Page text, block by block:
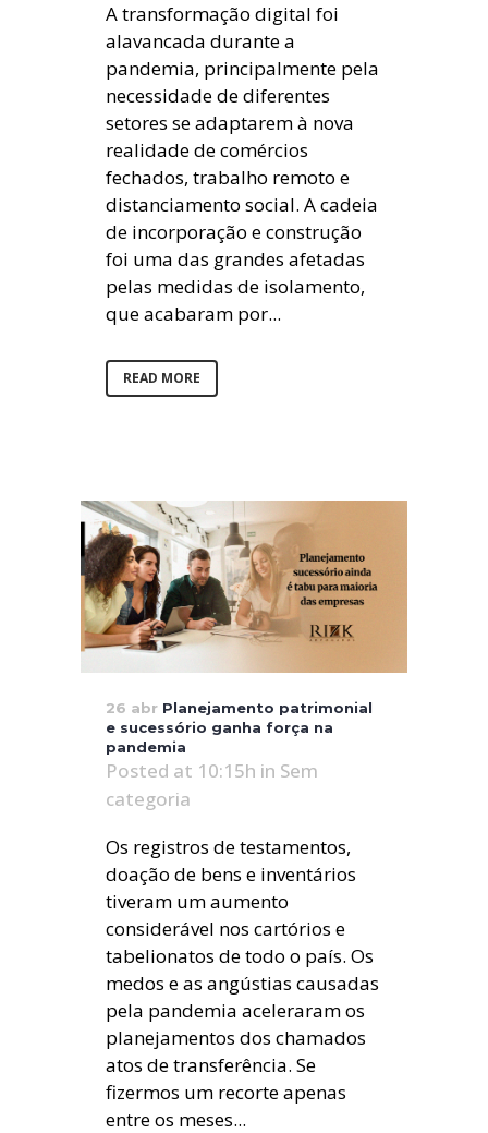
A transformação digital foi
alavancada durante a
pandemia, principalmente pela
necessidade de diferentes
setores se adaptarem à nova
realidade de comércios
fechados, trabalho remoto e
distanciamento social. A cadeia
de incorporação e construção
foi uma das grandes afetadas
pelas medidas de isolamento,
que acabaram por...
READ MORE
26 abr Planejamento patrimonial
e sucessório ganha força na
pandemia
Posted at 10:15h in Sem
categoria
Os registros de testamentos,
doação de bens e inventários
tiveram um aumento
considerável nos cartórios e
tabelionatos de todo o país. Os
medos e as angústias causadas
pela pandemia aceleraram os
planejamentos dos chamados
atos de transferência. Se
fizermos um recorte apenas
entre os meses...